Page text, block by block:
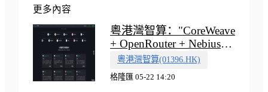
更多內容
粵港灣智算："CoreWeave
+ OpenRouter + Nebius"
多向融合的中國智算新範
式
粵港灣智算(01396.HK)
格隆匯 05-22 14:20